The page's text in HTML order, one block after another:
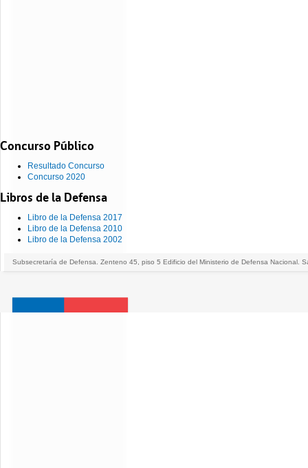
Concurso Público
Resultado Concurso
Concurso 2020
Libros de la Defensa
Libro de la Defensa 2017
Libro de la Defensa 2010
Libro de la Defensa 2002
Subsecretaría de Defensa. Zenteno 45, piso 5 Edificio del Ministerio de Defensa Nacional.